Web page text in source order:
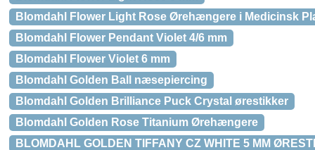
Blomdahl Flower Light Rose Ørehængere i Medicinsk
Blomdahl Flower Pendant Violet 4/6 mm
Blomdahl Flower Violet 6 mm
Blomdahl Golden Ball næsepiercing
Blomdahl Golden Brilliance Puck Crystal ørestikker
Blomdahl Golden Rose Titanium Ørehængere
BLOMDAHL GOLDEN TIFFANY CZ WHITE 5 MM